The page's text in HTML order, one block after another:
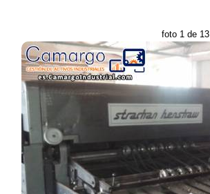
foto 1 de 13